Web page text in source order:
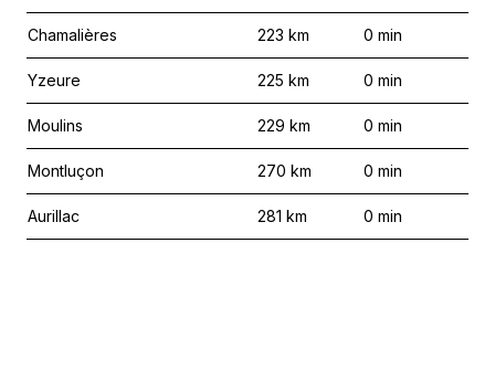
Chamalières 223 km 0 min
Yzeure 225 km 0 min
Moulins 229 km 0 min
Montluçon 270 km 0 min
Aurillac 281 km 0 min